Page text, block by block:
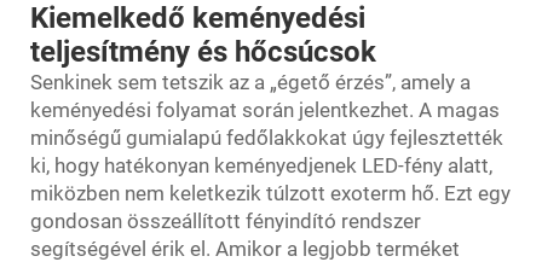
Kiemelkedő keményedési
teljesítmény és hőcsúcsok
Senkinek sem tetszik az a „égető érzés”, amely a
keményedési folyamat során jelentkezhet. A magas
minőségű gumialapú fedőlakkokat úgy fejlesztették
ki, hogy hatékonyan keményedjenek LED-fény alatt,
miközben nem keletkezik túlzott exoterm hő. Ezt egy
gondosan összeállított fényindító rendszer
segítségével érik el. Amikor a legjobb terméket